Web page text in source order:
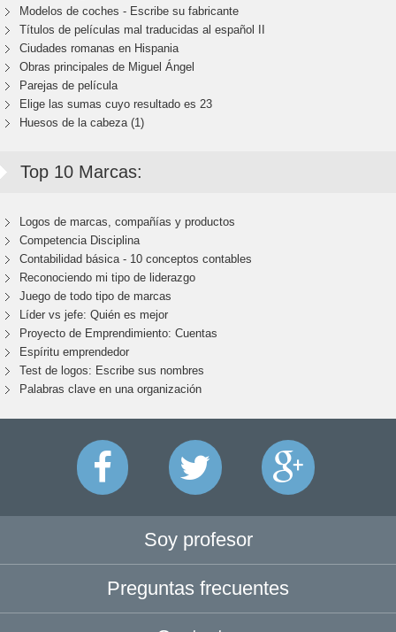
Modelos de coches - Escribe su fabricante
Títulos de películas mal traducidas al español II
Ciudades romanas en Hispania
Obras principales de Miguel Ángel
Parejas de película
Elige las sumas cuyo resultado es 23
Huesos de la cabeza (1)
Top 10 Marcas:
Logos de marcas, compañías y productos
Competencia Disciplina
Contabilidad básica - 10 conceptos contables
Reconociendo mi tipo de liderazgo
Juego de todo tipo de marcas
Líder vs jefe: Quién es mejor
Proyecto de Emprendimiento: Cuentas
Espíritu emprendedor
Test de logos: Escribe sus nombres
Palabras clave en una organización
Soy profesor
Preguntas frecuentes